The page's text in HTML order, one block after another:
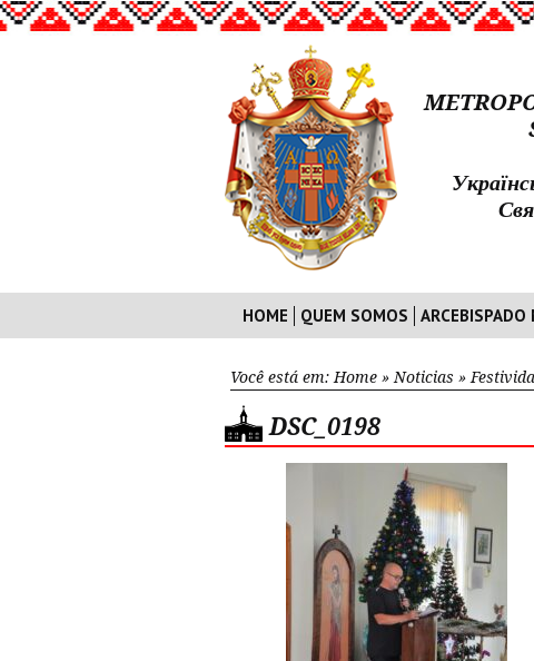
HOME QUEM SOMOS ARCEBISPADO
Você está em: Home » Noticias »
DSC_0198